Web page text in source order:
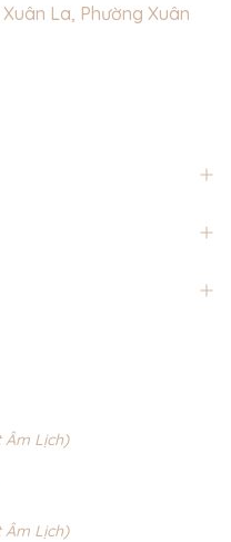
La, Phường Xuân
Lịch)
Lịch)